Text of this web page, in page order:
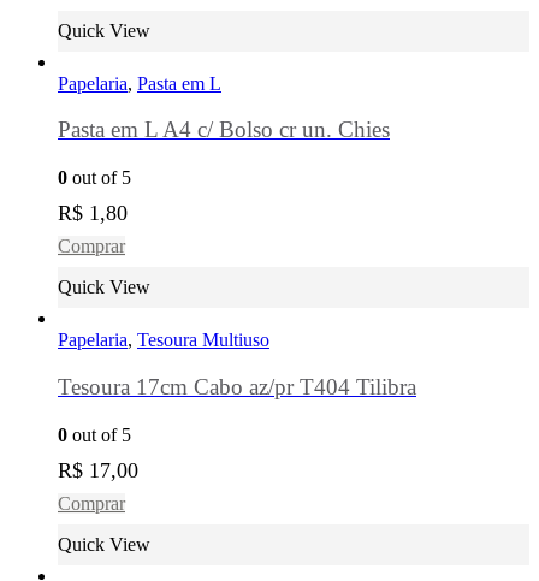
Quick View
Papelaria, Pasta em L
Pasta em L A4 c/ Bolso cr un. Chies
0 out of 5
R$ 1,80
Comprar
Quick View
Papelaria, Tesoura Multiuso
Tesoura 17cm Cabo az/pr T404 Tilibra
0 out of 5
R$ 17,00
Comprar
Quick View